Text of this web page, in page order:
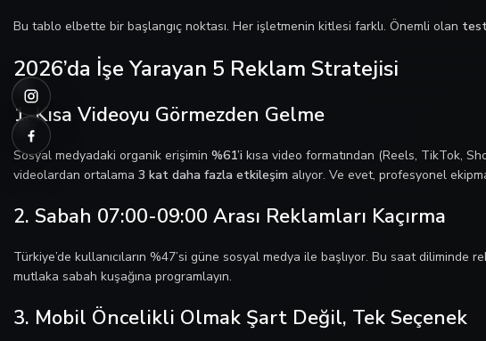
Bu tablo elbette bir başlangıç noktası. Her işletmenin kitlesi farklı. Önemli olan
2026’da İşe Yarayan 5 Reklam Stratejisi
1. Kısa Videoyu Görmezden Gelme
Sosyal medyadaki organik erişimin %61’i kısa video formatından (Reels, TikTok,
videolardan ortalama 3 kat daha fazla etkileşim alıyor. Ve evet, profesyonel
2. Sabah 07:00-09:00 Arası Reklamları Kaçırma
Türkiye’de kullanıcıların %47’si güne sosyal medya ile başlıyor. Bu saat
mutlaka sabah kuşağına programlayın.
3. Mobil Öncelikli Olmak Şart Değil, Tek Seçenek